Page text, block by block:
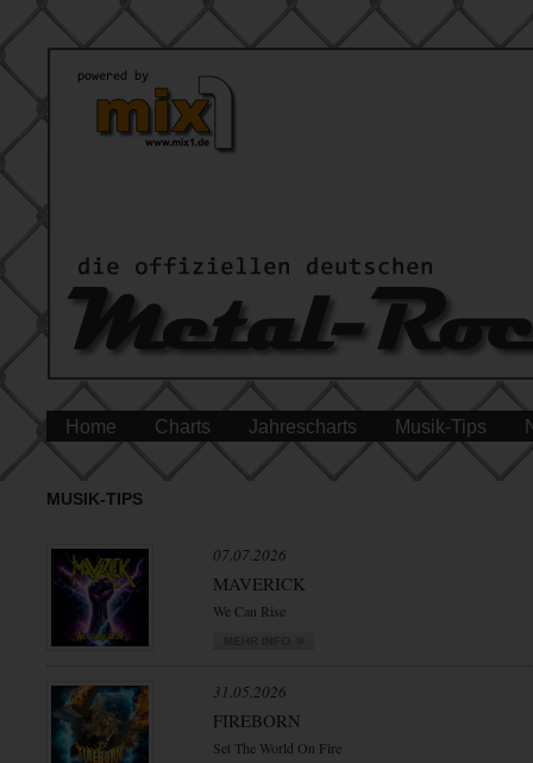
Home Charts Jahrescharts Musik-Tips
MUSIK-TIPS
07.07.2026
MAVERICK
We Can Rise
31.05.2026
FIREBORN
Set The World On Fire